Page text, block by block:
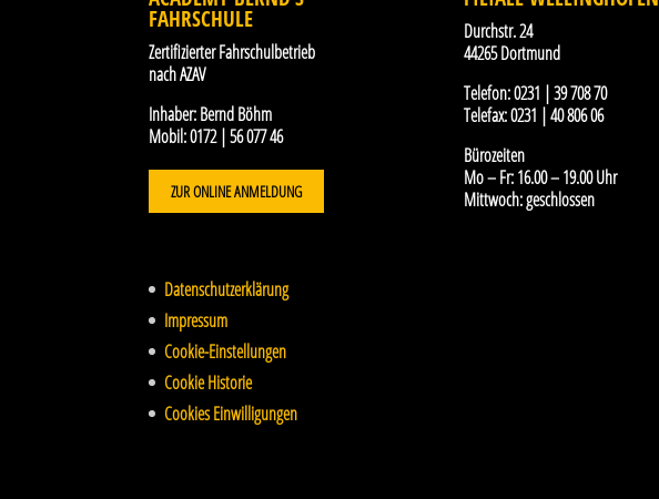
FAHRSCHULE
Zertifizierter Fahrschulbetrieb
nach AZAV
Inhaber:Bernd Böhm
Mobil:0172 | 56 077 46
ZUR ONLINE ANMELDUNG
Datenschutzerklärung
Impressum
Cookie-Einstellungen
Cookie Historie
Cookies Einwilligungen
Durchstr. 24
44265 Dortmund
Telefon:0231 | 39 708 70
Telefax:0231 | 40 806 06
Bürozeiten
Mo – Fr: 16.00 – 19.00 Uhr
Mittwoch: geschlossen